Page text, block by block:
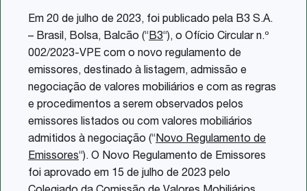
Em 20 de julho de 2023, foi publicado pela B3 S.A.
– Brasil, Bolsa, Balcão (“B3“), o Ofício Circular n.º
002/2023-VPE com o novo regulamento de
emissores, destinado à listagem, admissão e
negociação de valores mobiliários e com as regras
e procedimentos a serem observados pelos
emissores listados ou com valores mobiliários
admitidos à negociação (“Novo Regulamento de
Emissores“). O Novo Regulamento de Emissores
foi aprovado em 15 de julho de 2023 pelo